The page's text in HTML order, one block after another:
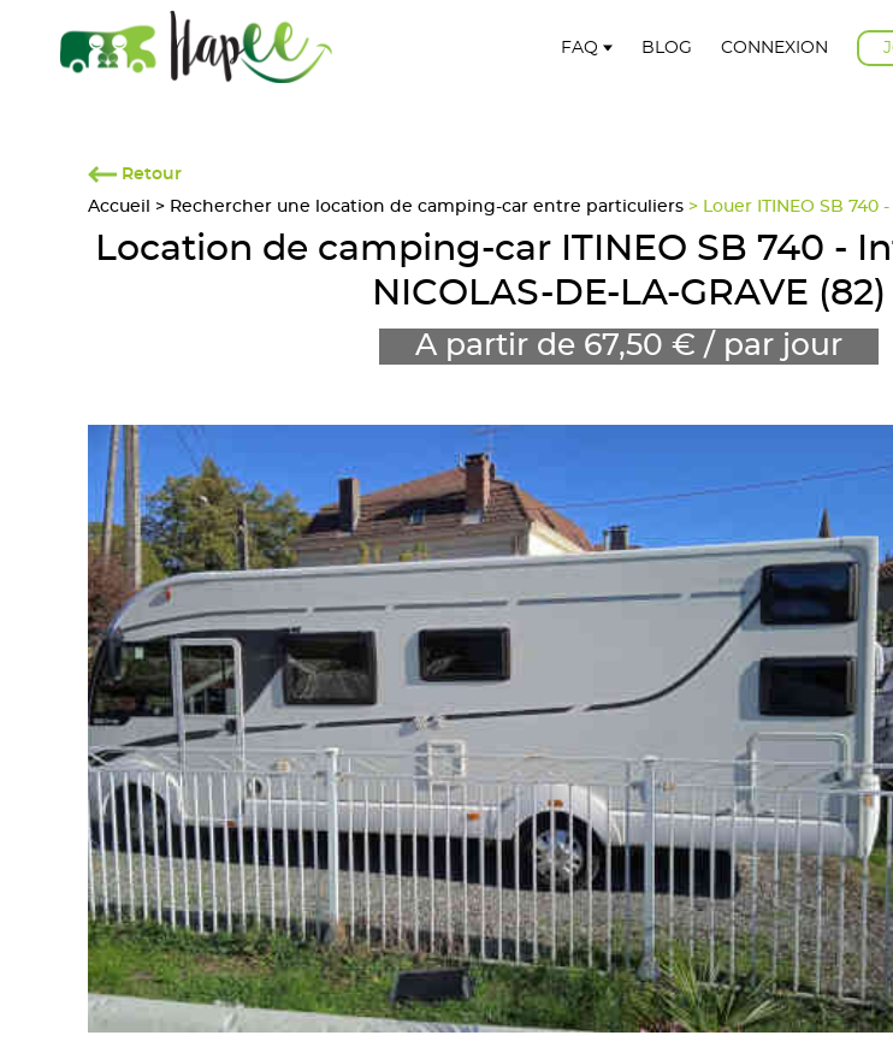
FAQ BLOG CONNEXION
Retour
Accueil
> Rechercher une location de camping-car entre particuliers > Louer ITINEO SB 740
Location de camping-car ITINEO SB 740 -
NICOLAS-DE-LA-GRAVE (82)
A partir de 67,50 € / par jour